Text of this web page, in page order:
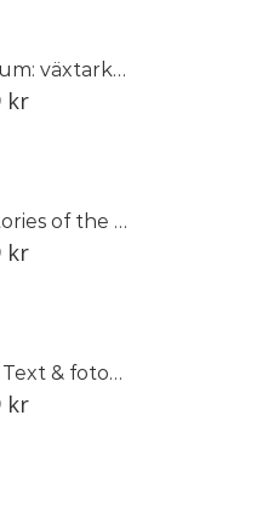
Linnés herbarium: växtarkens dolda historia
kr
The Hidden Stories of the Linnean Herbarium
kr
Ralph Nykvist: Text & fotografi
kr